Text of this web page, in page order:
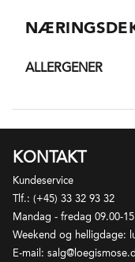
blevet kåret til
hvorefter han
Området er
DISTRIKT
mellem
Jordbunden er rig
er ubetinget den
Carmenere.
vinene fra Pauillac
ultimative
venstrebreds
ALLERGENER
KONTAKT
Kundeservice
Tlf.: (+45) 33 32 93 32
Mandag - fredag 09.00-
Weekend og helligdage:
E-mail: